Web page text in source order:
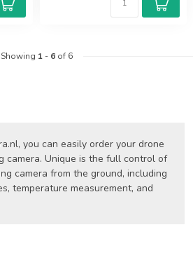
Showing 1- 6of 6
you can easily order your drone
camera. Unique is the full control of
camera from the ground, including
temperature measurement, and